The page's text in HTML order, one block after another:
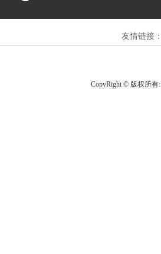
友情链接：
CopyRight © 版权所有: